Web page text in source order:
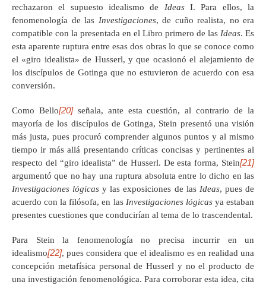
rechazaron el supuesto idealismo de IdeasI. Para ellos, la
fenomenología de las Investigaciones, de cuño realista, no era
compatible con la presentada en el Libro primero de las Ideas. Es
esta aparente ruptura entre esas dos obras lo que se conoce como
el «giro idealista» de Husserl, y que ocasionó el alejamiento de
los discípulos de Gotinga que no estuvieron de acuerdo con esa
conversión.
Como Bello[20]señala, ante esta cuestión, al contrario de la
mayoría de los discípulos de Gotinga, Stein presentó una visión
más justa, pues procuró comprender algunos puntos y al mismo
tiempo ir más allá presentando críticas concisas y pertinentes al
respecto del “giro idealista” de Husserl. De esta forma, Stein[21]
argumentó que no hay una ruptura absoluta entre lo dicho en las
Investigaciones lógicas y las exposiciones de las Ideas, pues de
acuerdo con la filósofa, en las Investigaciones lógicasya estaban
presentes cuestiones que conducirían al tema de lo trascendental.
Para Stein la fenomenología no precisa incurrir en un
idealismo[22], pues considera que el idealismo es en realidad una
concepción metafísica personal de Husserl y no el producto de
una investigación fenomenológica. Para corroborar esta idea, cita